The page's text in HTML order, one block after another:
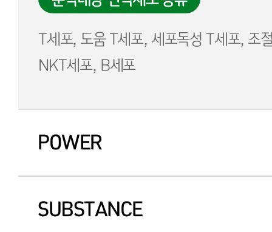
T세포, 도움 T세포, 세포독성 T세포, 조
NKT세포, B세포
POWER
SUBSTANCE